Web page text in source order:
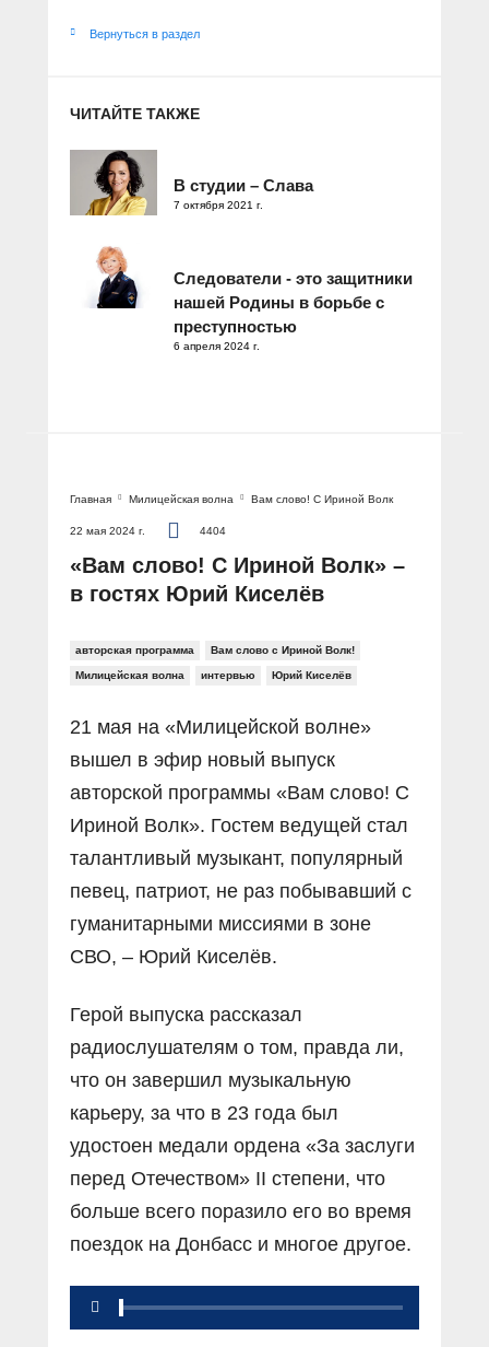
Вернуться в раздел
ЧИТАЙТЕ ТАКЖЕ
В студии – Слава
7 октября 2021 г.
Следователи - это защитники
нашей Родины в борьбе с
преступностью
6 апреля 2024 г.
Главная Милицейская волна Вам слово! С Ириной Волк
22 мая 2024 г. 4404
«Вам слово! С Ириной Волк» –
в гостях Юрий Киселёв
авторская программа Вам слово с Ириной Волк!
Милицейская волна интервью Юрий Киселёв
21 мая на «Милицейской волне»
вышел в эфир новый выпуск
авторской программы «Вам слово! С
Ириной Волк». Гостем ведущей стал
талантливый музыкант, популярный
певец, патриот, не раз побывавший с
гуманитарными миссиями в зоне
СВО, – Юрий Киселёв.
Герой выпуска рассказал
радиослушателям о том, правда ли,
что он завершил музыкальную
карьеру, за что в 23 года был
удостоен медали ордена «За заслуги
перед Отечеством» II степени, что
больше всего поразило его во время
поездок на Донбасс и многое другое.